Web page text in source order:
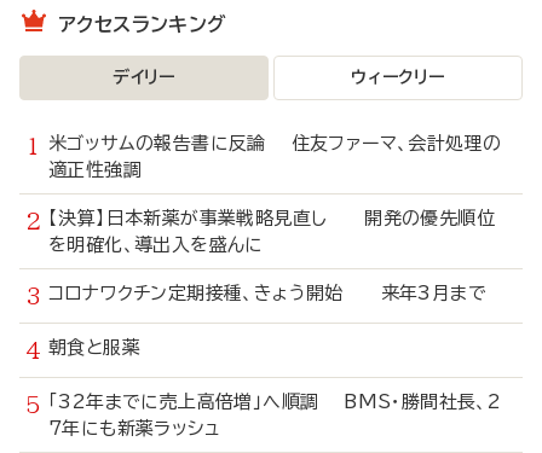
アクセスランキング
デイリー ウィークリー
米ゴッサムの報告書に反論 住友ファーマ、会計処理の
適正性強調
【決算】日本新薬が事業戦略見直し 開発の優先順位
を明確化、導出入を盛んに
コロナワクチン定期接種、きょう開始 来年3月まで
朝食と服薬
「32年までに売上高倍増」へ順調 BMS・勝間社長、2
7年にも新薬ラッシュ